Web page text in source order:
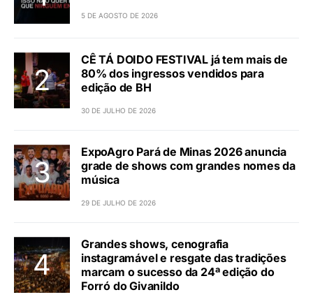
5 DE AGOSTO DE 2026
CÊ TÁ DOIDO FESTIVAL já tem mais de
80% dos ingressos vendidos para
edição de BH
30 DE JULHO DE 2026
ExpoAgro Pará de Minas 2026 anuncia
grade de shows com grandes nomes da
música
29 DE JULHO DE 2026
Grandes shows, cenografia
instagramável e resgate das tradições
marcam o sucesso da 24ª edição do
Forró do Givanildo